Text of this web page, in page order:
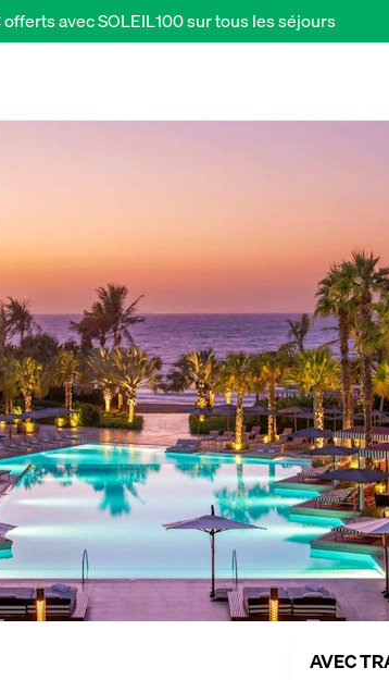
avec SOLEIL100 sur tous les séjours
AVEC